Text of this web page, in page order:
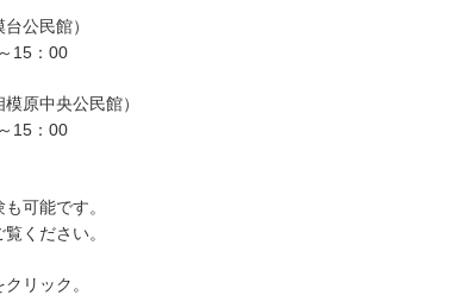
公民館）
15：00
原中央公民館）
15：00
可能です。
覧ください。
クリック。